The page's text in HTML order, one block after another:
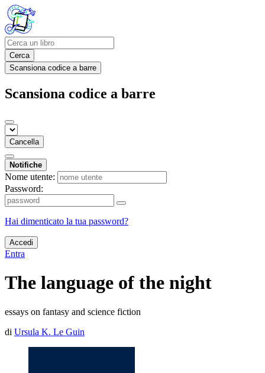
Cerca
Scansiona codice a barre
Scansiona codice a barre
Cancella
Notifiche
Nome utente:
Password:
Hai dimenticato la tua password?
Accedi
Entra
The language of the night
essays on fantasy and science fiction
di Ursula K. Le Guin